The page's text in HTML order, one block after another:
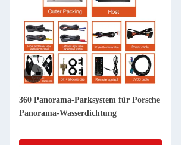
360 Panorama-Parksystem für Porsche
Panorama-Wasserdichtung